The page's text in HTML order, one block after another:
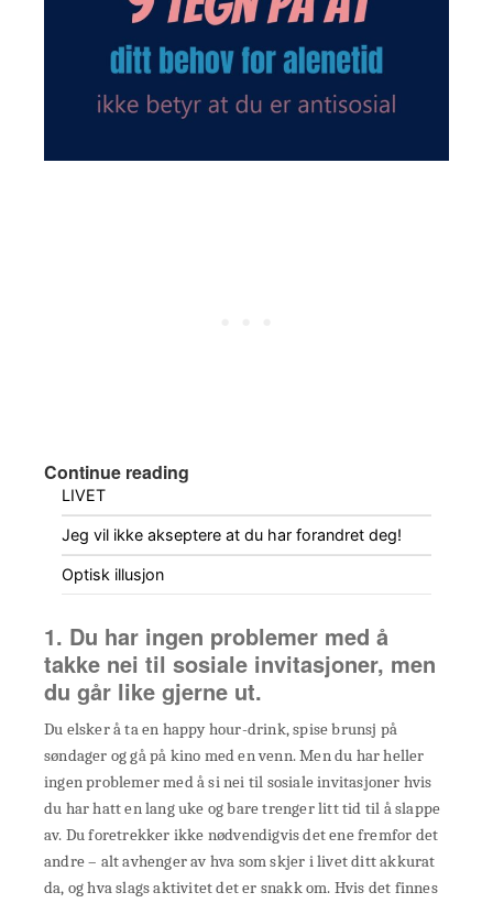
Continue reading
LIVET
Jeg vil ikke akseptere at du har forandret deg!
Optisk illusjon
1. Du har ingen problemer med å
takke nei til sosiale invitasjoner, men
du går like gjerne ut.
Du elsker å ta en happy hour-drink, spise brunsj på
søndager og gå på kino med en venn. Men du har heller
ingen problemer med å si nei til sosiale invitasjoner hvis
du har hatt en lang uke og bare trenger litt tid til å slappe
av. Du foretrekker ikke nødvendigvis det ene fremfor det
andre – alt avhenger av hva som skjer i livet ditt akkurat
da, og hva slags aktivitet det er snakk om. Hvis det finnes